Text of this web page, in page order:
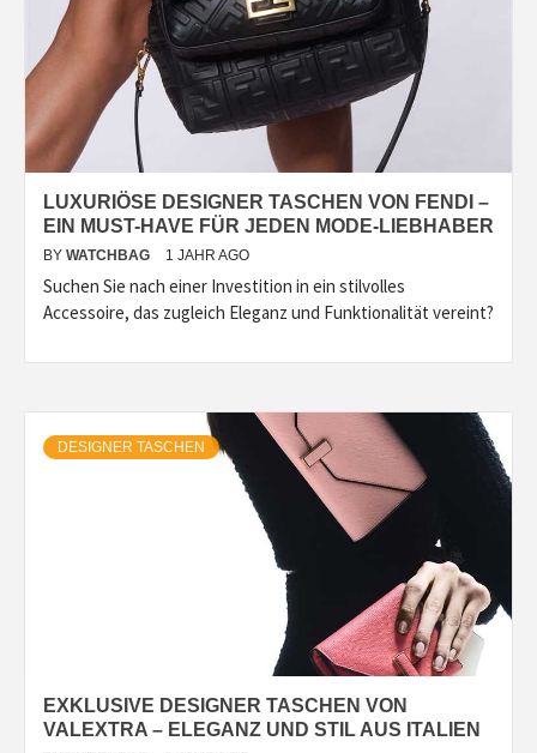
LUXURIÖSE DESIGNER TASCHEN VON FENDI –
EIN MUST-HAVE FÜR JEDEN MODE-LIEBHABER
BY WATCHBAG 1 JAHR AGO
Suchen Sie nach einer Investition in ein stilvolles
Accessoire, das zugleich Eleganz und Funktionalität vereint?
DESIGNER TASCHEN
EXKLUSIVE DESIGNER TASCHEN VON
VALEXTRA – ELEGANZ UND STIL AUS ITALIEN